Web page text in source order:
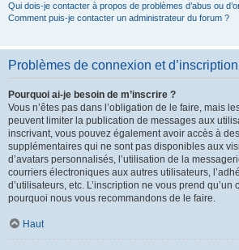
Qui dois-je contacter à propos de problèmes d’abus ou
Comment puis-je contacter un administrateur du forum ?
Problèmes de connexion et d’inscription
Pourquoi ai-je besoin de m’inscrire ?
Vous n’êtes pas dans l’obligation de le faire, mais
peuvent limiter la publication de messages aux
inscrivant, vous pouvez également avoir accès à
supplémentaires qui ne sont pas disponibles aux
d’avatars personnalisés, l’utilisation de la
courriers électroniques aux autres utilisateurs,
d’utilisateurs, etc. L’inscription ne vous prend qu’un
pourquoi nous vous recommandons de le faire.
Haut